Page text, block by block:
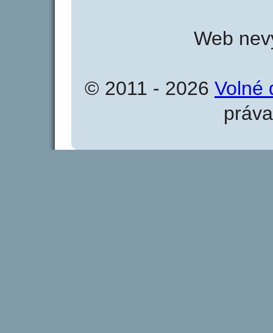
Web
© 2011 - 2026 Volné